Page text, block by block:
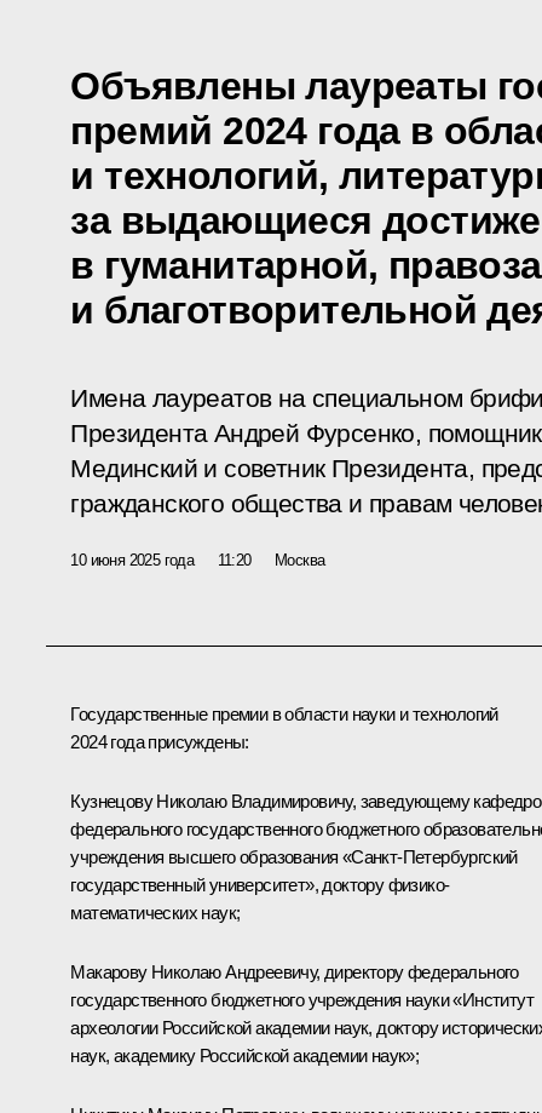
Объявлены лауреаты
премий 2024 года в
и технологий,
за выдающиеся
в гуманитарной,
и благотворительной
Имена лауреатов на специальном
Президента Андрей Фурсенко,
Мединский и советник Президента,
гражданского общества и правам
10 июня 2025 года 11:20 Москва
Государственные премии в области науки и технологий
2024 года присуждены:
Кузнецову Николаю Владимировичу, заведующему
федерального государственного бюджетного
учреждения высшего образования «Санкт-Петербургский
государственный университет», доктору физико-
математических наук;
Макарову Николаю Андреевичу, директору федерального
государственного бюджетного учреждения науки «Институт
археологии Российской академии наук, доктору
наук, академику Российской академии наук»;